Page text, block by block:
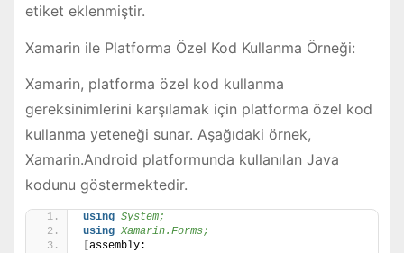
etiket eklenmiştir.
Xamarin ile Platforma Özel Kod Kullanma Örneği:
Xamarin, platforma özel kod kullanma
gereksinimlerini karşılamak için platforma özel kod
kullanma yeteneği sunar. Aşağıdaki örnek,
Xamarin.Android platformunda kullanılan Java
kodunu göstermektedir.
using System;
using Xamarin.Forms;